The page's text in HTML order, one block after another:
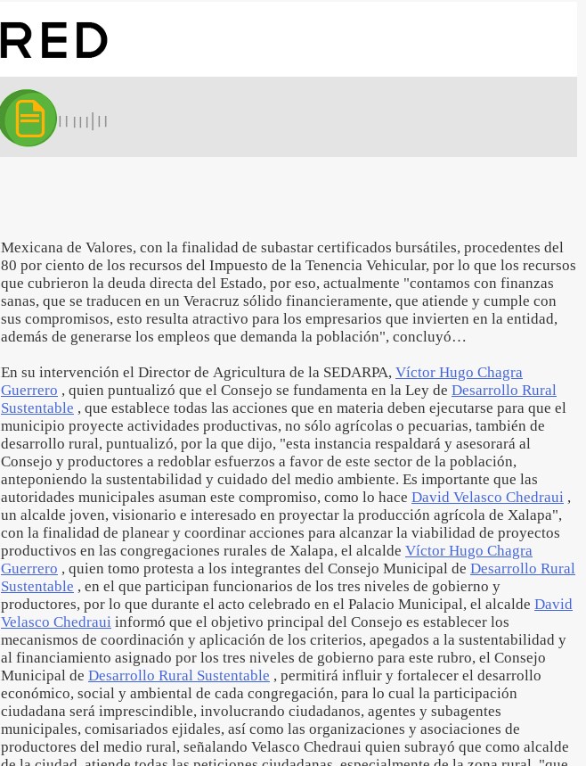
Mexicana de Valores, con la finalidad de subastar certificados bursátiles, procedentes del
80 por ciento de los recursos del Impuesto de la Tenencia Vehicular, por lo que los recursos
que cubrieron la deuda directa del Estado, por eso, actualmente "contamos con finanzas
sanas, que se traducen en un Veracruz sólido financieramente, que atiende y cumple con
sus compromisos, esto resulta atractivo para los empresarios que invierten en la entidad,
además de generarse los empleos que demanda la población", concluyó…
En su intervención el Director de Agricultura de la SEDARPA, Víctor Hugo Chagra
Guerrero , quien puntualizó que el Consejo se fundamenta en la Ley de Desarrollo Rural
Sustentable , que establece todas las acciones que en materia deben ejecutarse para que el
municipio proyecte actividades productivas, no sólo agrícolas o pecuarias, también de
desarrollo rural, puntualizó, por la que dijo, "esta instancia respaldará y asesorará al
Consejo y productores a redoblar esfuerzos a favor de este sector de la población,
anteponiendo la sustentabilidad y cuidado del medio ambiente. Es importante que las
autoridades municipales asuman este compromiso, como lo hace David Velasco Chedraui ,
un alcalde joven, visionario e interesado en proyectar la producción agrícola de Xalapa",
con la finalidad de planear y coordinar acciones para alcanzar la viabilidad de proyectos
productivos en las congregaciones rurales de Xalapa, el alcalde Víctor Hugo Chagra
Guerrero , quien tomo protesta a los integrantes del Consejo Municipal de Desarrollo Rural
Sustentable , en el que participan funcionarios de los tres niveles de gobierno y
productores, por lo que durante el acto celebrado en el Palacio Municipal, el alcalde David
Velasco Chedraui informó que el objetivo principal del Consejo es establecer los
mecanismos de coordinación y aplicación de los criterios, apegados a la sustentabilidad y
al financiamiento asignado por los tres niveles de gobierno para este rubro, el Consejo
Municipal de Desarrollo Rural Sustentable , permitirá influir y fortalecer el desarrollo
económico, social y ambiental de cada congregación, para lo cual la participación
ciudadana será imprescindible, involucrando ciudadanos, agentes y subagentes
municipales, comisariados ejidales, así como las organizaciones y asociaciones de
productores del medio rural, señalando Velasco Chedraui quien subrayó que como alcalde